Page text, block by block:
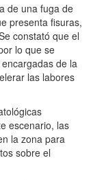
de una fuga de
presenta fisuras,
constató que el
lo que se
de la
las labores
escenario, las
la zona para
sobre el